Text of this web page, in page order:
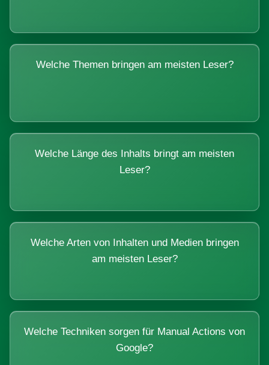
Welche Themen bringen am meisten Leser?
Welche Länge des Inhalts bringt am meisten
Leser?
Welche Arten von Inhalten und Medien bringen
am meisten Leser?
Welche Techniken sorgen für Manual Actions von
Google?